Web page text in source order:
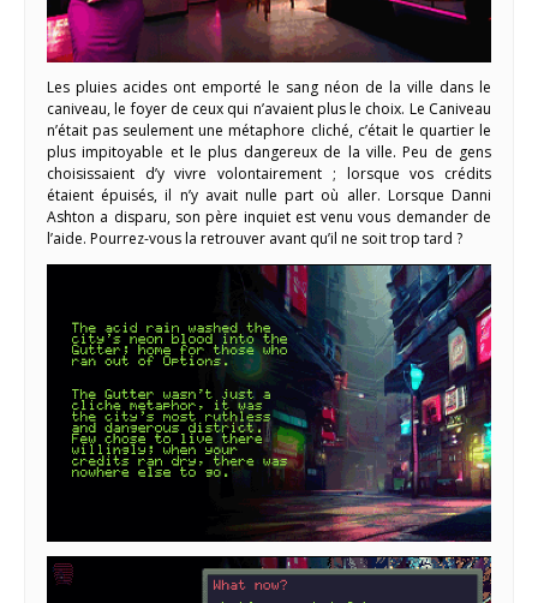
Les pluies acides ont emporté le sang néon de la ville dans le
caniveau, le foyer de ceux qui n’avaient plus le choix. Le Caniveau
n’était pas seulement une métaphore cliché, c’était le quartier le
plus impitoyable et le plus dangereux de la ville. Peu de gens
choisissaient d’y vivre volontairement ; lorsque vos crédits
étaient épuisés, il n’y avait nulle part où aller. Lorsque Danni
Ashton a disparu, son père inquiet est venu vous demander de
l’aide. Pourrez-vous la retrouver avant qu’il ne soit trop tard ?